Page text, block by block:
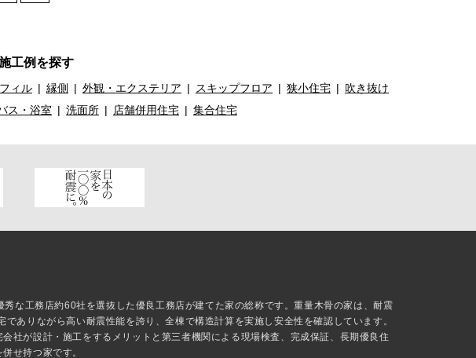
工例を探す
ィル 縁側 外観・エクステリア スキップフロア 狭小住宅
吹き抜け
ス・浴室 洗面所 店舗併用住宅 集合住宅
な工務店約60社を選抜した優良工務店が建てた家の総称です。重量木骨の家は、耐震
ありながら高い耐震性能を誇り、全棟で構造計算を実施し安全性を確認しています。
社が設計・施工をするメリットと第三者機関による現場検査、完成保証、長期優良住
せ持つ家です。